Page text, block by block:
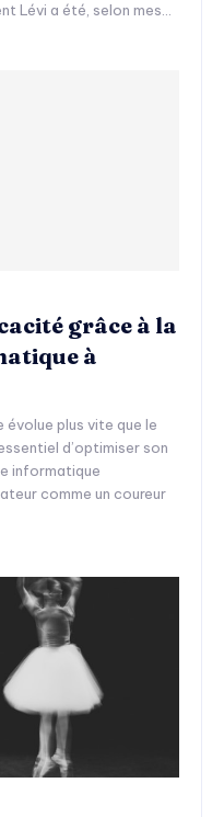
Lévi a été, selon mes...
grâce à la
à
évolue plus vite que le
d’optimiser son
informatique
comme un coureur